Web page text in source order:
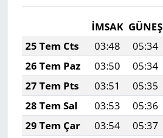
İMSAK GÜNEŞ
25 Tem Cts
03:48 05:34
26 Tem Paz
03:50 05:34
27 Tem Pts
03:51 05:35
28 Tem Sal
03:53 05:36
29 Tem Çar
03:54 05:37